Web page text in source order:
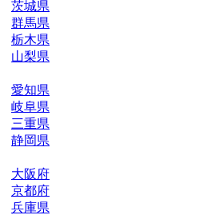
茨城県
群馬県
栃木県
山梨県
愛知県
岐阜県
三重県
静岡県
大阪府
京都府
兵庫県